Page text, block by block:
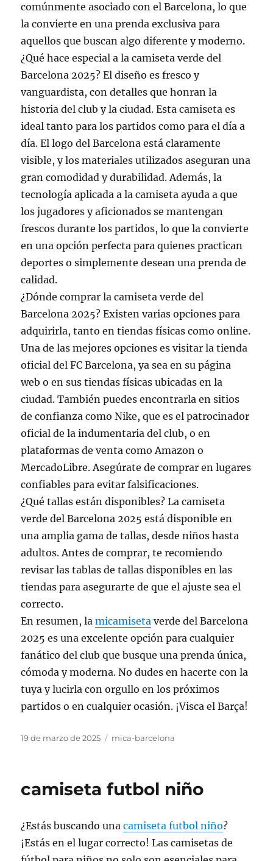
comúnmente asociado con el Barcelona, lo que
la convierte en una prenda exclusiva para
aquellos que buscan algo diferente y moderno.
¿Qué hace especial a la camiseta verde del
Barcelona 2025? El diseño es fresco y
vanguardista, con detalles que honran la
historia del club y la ciudad. Esta camiseta es
ideal tanto para los partidos como para el día a
día. El logo del Barcelona está claramente
visible, y los materiales utilizados aseguran una
gran comodidad y durabilidad. Además, la
tecnología aplicada a la camiseta ayuda a que
los jugadores y aficionados se mantengan
frescos durante los partidos, lo que la convierte
en una opción perfecta para quienes practican
deportes o simplemente desean una prenda de
calidad.
¿Dónde comprar la camiseta verde del
Barcelona 2025? Existen varias opciones para
adquirirla, tanto en tiendas físicas como online.
Una de las mejores opciones es visitar la tienda
oficial del FC Barcelona, ya sea en su página
web o en sus tiendas físicas ubicadas en la
ciudad. También puedes encontrarla en sitios
de confianza como Nike, que es el patrocinador
oficial de la indumentaria del club, o en
plataformas de venta como Amazon o
MercadoLibre. Asegúrate de comprar en lugares
confiables para evitar falsificaciones.
¿Qué tallas están disponibles? La camiseta
verde del Barcelona 2025 está disponible en
una amplia gama de tallas, desde niños hasta
adultos. Antes de comprar, te recomiendo
revisar las tablas de tallas disponibles en las
tiendas para asegurarte de que el ajuste sea el
correcto.
En resumen, lamicamiseta verde del Barcelona
2025 es una excelente opción para cualquier
fanático del club que busque una prenda única,
cómoda y moderna. No dudes en hacerte con la
tuya y lucirla con orgullo en los próximos
partidos o en cualquier ocasión. ¡Visca el Barça!
Publicado
19 de marzo de 2025 Categorías
mica-barcelona
camiseta futbol niño
¿Estás buscando unacamiseta futbol niño?
¡Estás en el lugar correcto! Las camisetas de